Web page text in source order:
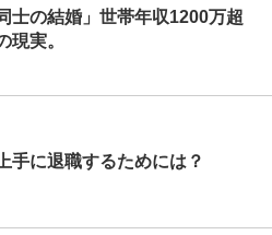
士の結婚」世帯年収1200万超
現実。
手に退職するためには？